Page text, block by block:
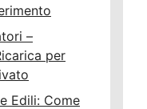
–
per
Edili: Come